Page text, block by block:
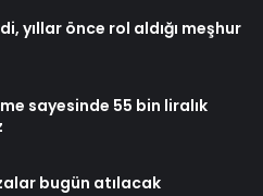
yıllar önce rol aldığı meşhur
sayesinde 55 bin liralık
bugün atılacak